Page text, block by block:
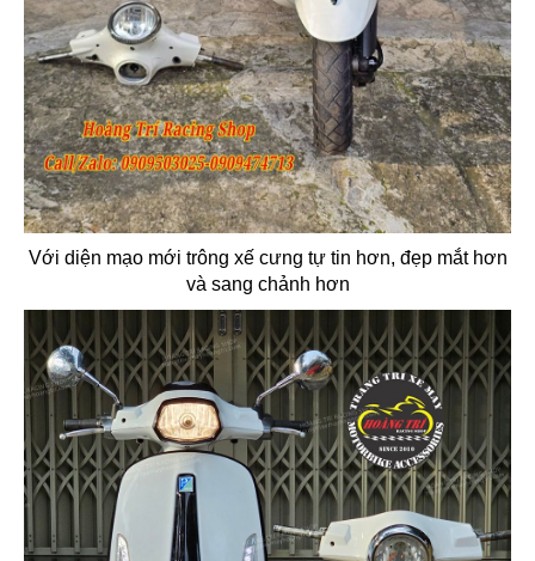
Với diện mạo mới trông xế cưng tự tin hơn, đẹp mắt hơn
và sang chảnh hơn